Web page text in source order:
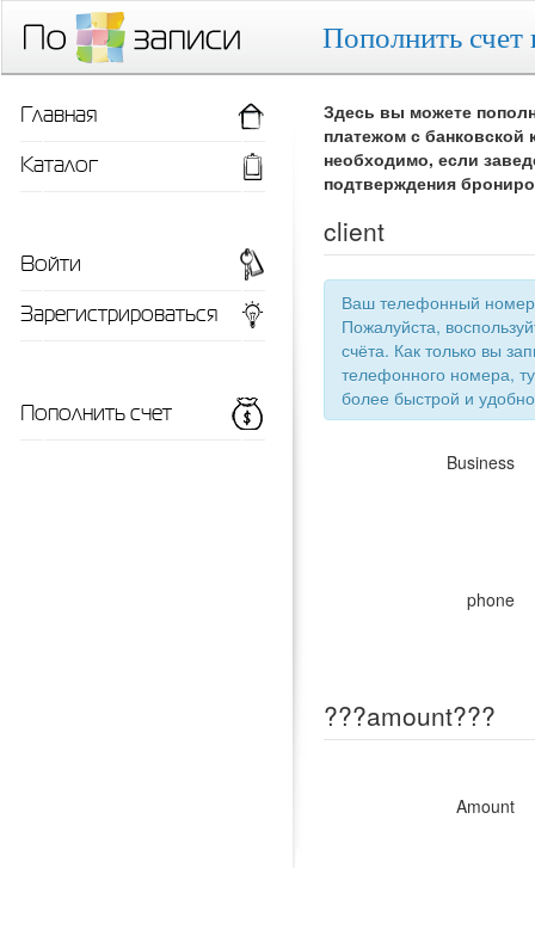
Пополнить счет
Здесь вы можете
платежом с
необходимо, если
подтверждения
client
Ваш телефонный номер
Пожалуйста,
счёта. Как только вы
телефонного номера,
более
Business
phone
???amount???
Amount
Главная
Каталог
Войти
Зарегистрироваться
Пополнить счет